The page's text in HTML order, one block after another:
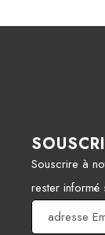
Souscrire à
rester informé